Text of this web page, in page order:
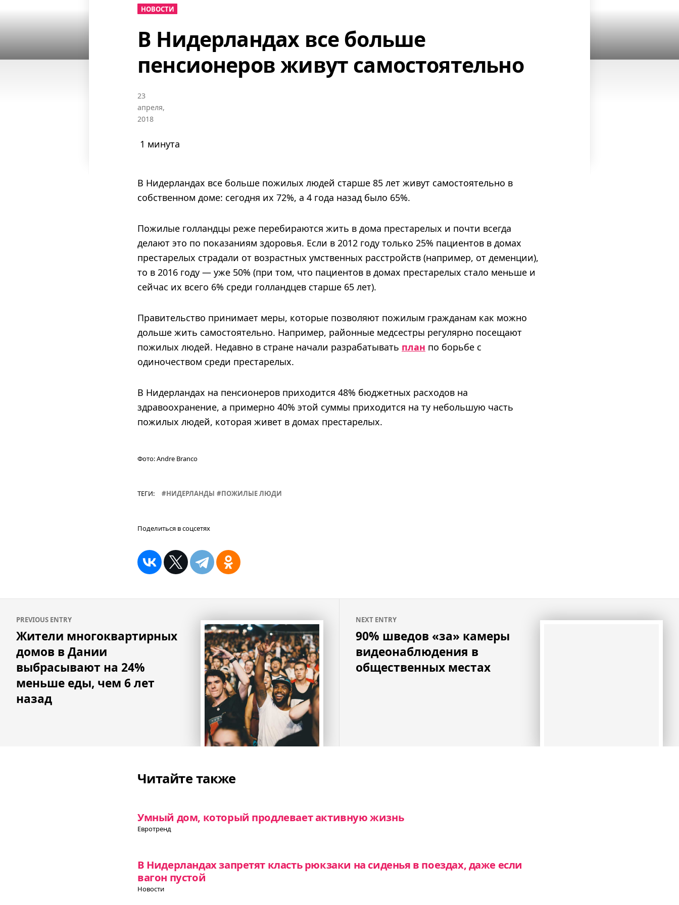
НОВОСТИ
В Нидерландах все больше
пенсионеров живут самостоятельно
23
апреля,
2018
1 минута
В Нидерландах все больше пожилых людей старше 85 лет живут самостоятельно в
собственном доме: сегодня их 72%, а 4 года назад было 65%.
Пожилые голландцы реже перебираются жить в дома престарелых и почти всегда
делают это по показаниям здоровья. Если в 2012 году только 25% пациентов в домах
престарелых страдали от возрастных умственных расстройств (например, от деменции),
то в 2016 году — уже 50% (при том, что пациентов в домах престарелых стало меньше и
сейчас их всего 6% среди голландцев старше 65 лет).
Правительство принимает меры, которые позволяют пожилым гражданам как можно
дольше жить самостоятельно. Например, районные медсестры регулярно посещают
пожилых людей. Недавно в стране начали разрабатывать план по борьбе с
одиночеством среди престарелых.
В Нидерландах на пенсионеров приходится 48% бюджетных расходов на
здравоохранение, а примерно 40% этой суммы приходится на ту небольшую часть
пожилых людей, которая живет в домах престарелых.
Фото:Andre Branco
ТЕГИ: НИДЕРЛАНДЫ ПОЖИЛЫЕ ЛЮДИ
Поделиться в соцсетях
по
записям
PREVIOUS ENTRY
Жители многоквартирных
домов в Дании
выбрасывают на 24%
меньше еды, чем 6 лет
назад
NEXT ENTRY
90% шведов «за» камеры
видеонаблюдения в
общественных местах
Читайте также
Умный дом, который продлевает активную жизнь
Евротренд
В Нидерландах запретят класть рюкзаки на сиденья в поездах, даже если
вагон пустой
Новости